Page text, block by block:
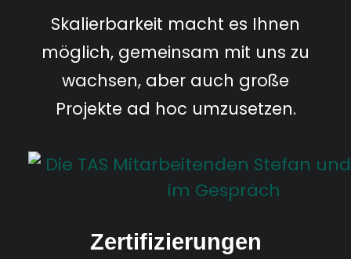
Skalierbarkeit macht es Ihnen
möglich, gemeinsam mit uns zu
wachsen, aber auch große
Projekte ad hoc umzusetzen.​
Zertifizierungen